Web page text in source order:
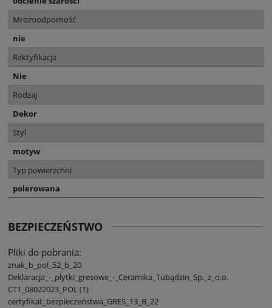
Mrozoodporność
nie
Rektyfikacja
Nie
Rodzaj
Dekor
Styl
motyw
Typ powierzchni
polerowana
BEZPIECZEŃSTWO
Pliki do pobrania:
znak_b_pol_52_b_20
Deklaracja_-_płytki_gresowe_-_Ceramika_Tubądzin_Sp._z_o.o.
CT1_08022023_POL (1)
certyfikat_bezpieczeństwa_GRES_13_B_22